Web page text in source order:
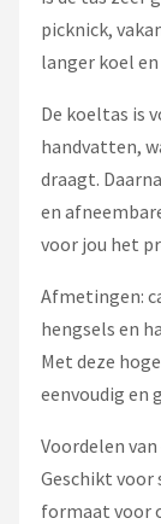
picknick,
langer koel
De koeltas is
handvatten,
draagt.
en
voor jou het
Afmetingen:
hengsels en
Met deze
eenvoudig en
Voordelen
Geschikt voor
formaat voor